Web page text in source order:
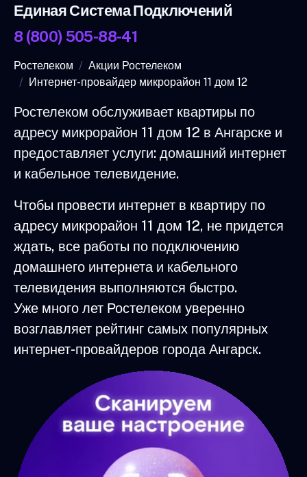
Единая Система Подключений
8 (800) 505-88-41
Ростелеком
Акции Ростелеком
Интернет-провайдер микрорайон 11 дом 12
Ростелеком обслуживает квартиры по
адресу микрорайон 11 дом 12 в Ангарске и
предоставляет услуги: домашний интернет
и кабельное телевидение.
Чтобы провести интернет в квартиру по
адресу микрорайон 11 дом 12, не придется
ждать, все работы по подключению
домашнего интернета и кабельного
телевидения выполняются быстро.
Уже много лет Ростелеком уверенно
возглавляет рейтинг самых популярных
интернет-провайдеров города Ангарск.